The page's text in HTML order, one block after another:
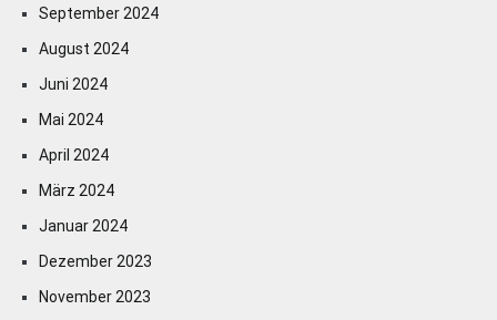
September 2024
August 2024
Juni 2024
Mai 2024
April 2024
März 2024
Januar 2024
Dezember 2023
November 2023